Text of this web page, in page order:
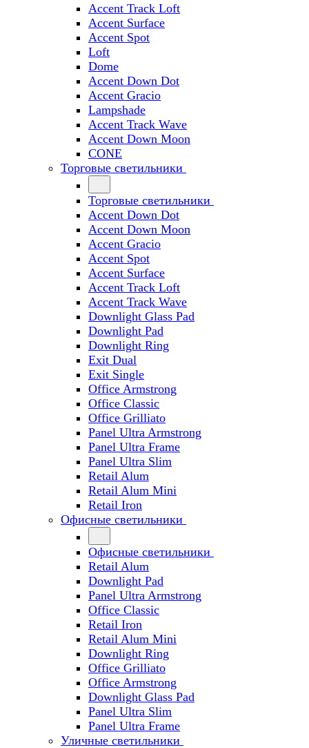
Accent Track Loft
Accent Surface
Accent Spot
Loft
Dome
Accent Down Dot
Accent Gracio
Lampshade
Accent Track Wave
Accent Down Moon
CONE
Торговые светильники
Торговые светильники
Accent Down Dot
Accent Down Moon
Accent Gracio
Accent Spot
Accent Surface
Accent Track Loft
Accent Track Wave
Downlight Glass Pad
Downlight Pad
Downlight Ring
Exit Dual
Exit Single
Office Armstrong
Office Classic
Office Grilliato
Panel Ultra Armstrong
Panel Ultra Frame
Panel Ultra Slim
Retail Alum
Retail Alum Mini
Retail Iron
Офисные светильники
Офисные светильники
Retail Alum
Downlight Pad
Panel Ultra Armstrong
Office Classic
Retail Iron
Retail Alum Mini
Downlight Ring
Office Grilliato
Office Armstrong
Downlight Glass Pad
Panel Ultra Slim
Panel Ultra Frame
Уличные светильники